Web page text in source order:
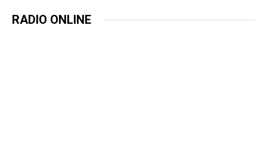
RADIO ONLINE